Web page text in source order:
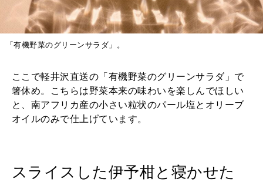
「有機野菜のグリーンサラダ」。
ここで軽井沢直送の「有機野菜のグリーンサラダ」で
箸休め。こちらは野菜本来の味わいを楽しんでほしい
と、南アフリカ産の小さい粒状のパール塩とオリーブ
オイルのみで仕上げています。
スライスした伊予柑と寝かせた